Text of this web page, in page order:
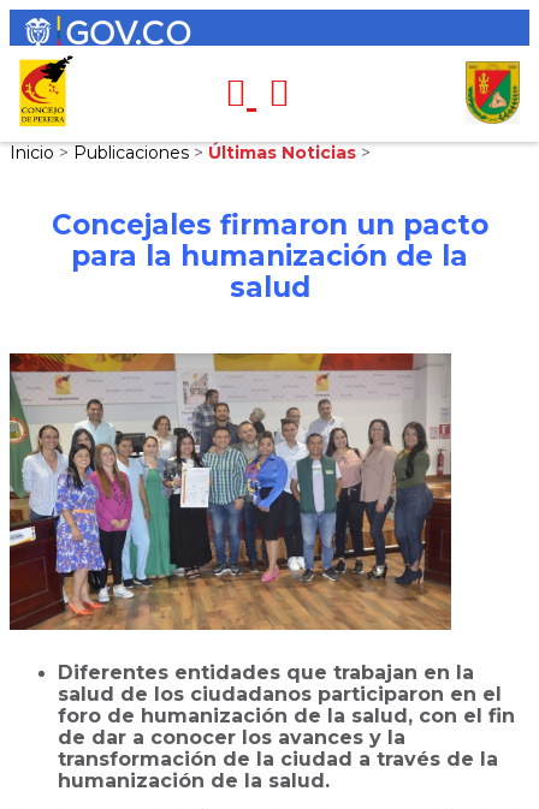
Inicio > Publicaciones > Últimas Noticias >
Concejales firmaron un pacto
para la humanización de la
salud
Diferentes entidades que trabajan en la
salud de los ciudadanos participaron en el
foro de humanización de la salud, con el fin
de dar a conocer los avances y la
transformación de la ciudad a través de la
humanización de la salud.